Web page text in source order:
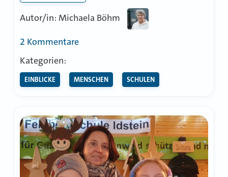
Autor/in: Michaela Böhm
2 Kommentarezu
Bauch
Kategorien:
EINBLICKE MENSCHEN SCHULEN